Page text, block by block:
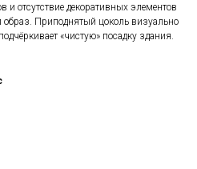
и отсутствие декоративных элементов
Приподнятый цоколь визуально
«чистую» посадку здания.